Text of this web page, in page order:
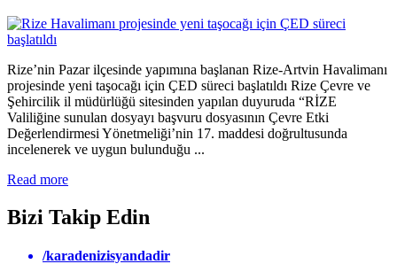
Rize’nin Pazar ilçesinde yapımına başlanan Rize-Artvin Havalimanı
projesinde yeni taşocağı için ÇED süreci başlatıldı Rize Çevre ve
Şehircilik il müdürlüğü sitesinden yapılan duyuruda “RİZE
Valiliğine sunulan dosyayı başvuru dosyasının Çevre Etki
Değerlendirmesi Yönetmeliği’nin 17. maddesi doğrultusunda
incelenerek ve uygun bulunduğu ...
Read more
Bizi Takip Edin
/karadenizisyandadir